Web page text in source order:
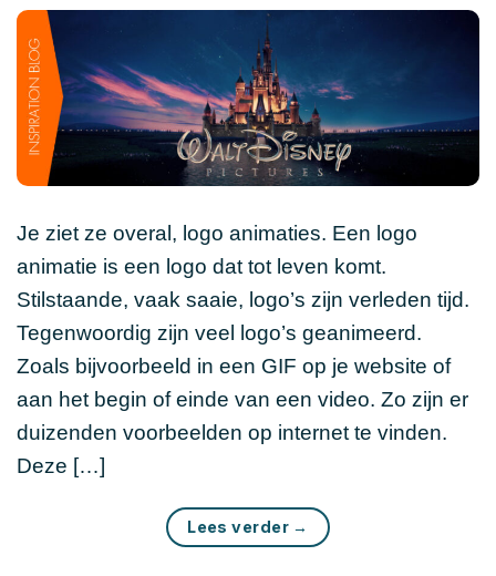
Je ziet ze overal, logo animaties. Een logo
animatie is een logo dat tot leven komt.
Stilstaande, vaak saaie, logo’s zijn verleden tijd.
Tegenwoordig zijn veel logo’s geanimeerd.
Zoals bijvoorbeeld in een GIF op je website of
aan het begin of einde van een video. Zo zijn er
duizenden voorbeelden op internet te vinden.
Deze […]
Lees verder →